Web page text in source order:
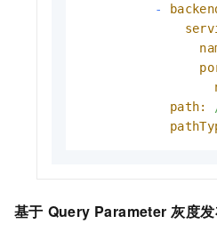
-
path:
基于 Query Parameter 灰度